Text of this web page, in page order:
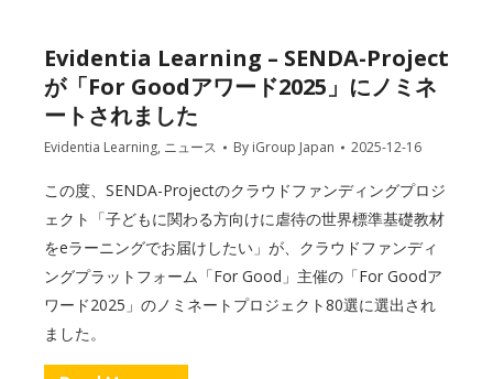
Evidentia Learning – SENDA-Project
が「For Goodアワード2025」にノミネ
ートされました
Evidentia Learning, ニュース By iGroup Japan 2025-12-16
この度、SENDA-Projectのクラウドファンディングプロジ
ェクト「子どもに関わる方向けに虐待の世界標準基礎教材
をeラーニングでお届けしたい」が、クラウドファンディ
ングプラットフォーム「For Good」主催の「For Goodア
ワード2025」のノミネートプロジェクト80選に選出され
ました。